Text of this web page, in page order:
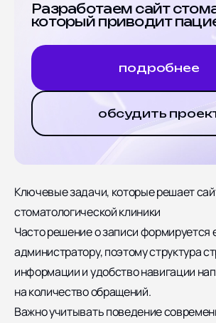
Разработаем сайт
который приводит
подробнее
обсудить
Ключевые задачи, которые решает
стоматологической клиники
Часто решение о записи формируется
администратору, поэтому структура
информации и удобство навигации
на количество обращений.
Важно учитывать поведение